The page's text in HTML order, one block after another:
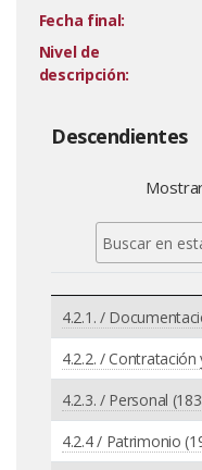
Fecha final:
Nivel de
descripción:
Descendientes
4.2.1. /
4.2.2. /
4.2.3. / Personal
4.2.4 / Patrimonio